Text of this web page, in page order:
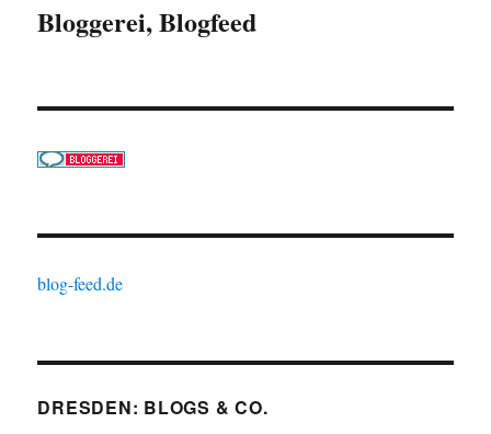
Bloggerei, Blogfeed
blog-feed.de
DRESDEN: BLOGS & CO.